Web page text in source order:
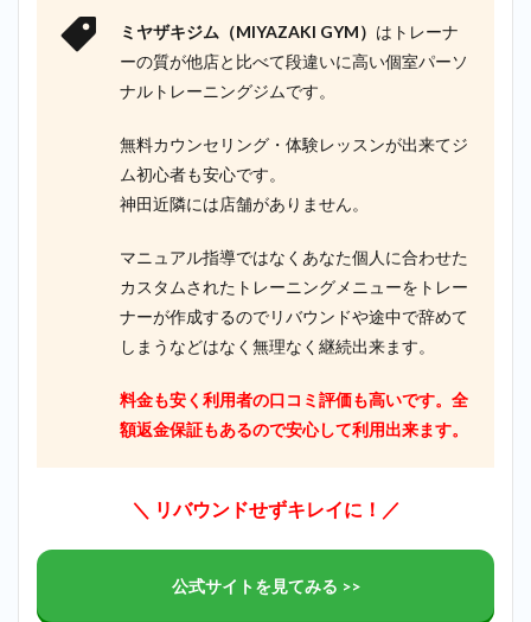
ミヤザキジム（MIYAZAKI GYM） はトレーナ
ーの質が他店と比べて段違いに高い個室パーソ
ナルトレーニングジムです。
無料カウンセリング・体験レッスンが出来てジ
ム初心者も安心です。
神田近隣には店舗がありません。
マニュアル指導ではなくあなた個人に合わせた
カスタムされたトレーニングメニューをトレー
ナーが作成するのでリバウンドや途中で辞めて
しまうなどはなく無理なく継続出来ます。
料金も安く利用者の口コミ評価も高いです。全
額返金保証もあるので安心して利用出来ます。
＼ リバウンドせずキレイに！／
公式サイトを見てみる >>